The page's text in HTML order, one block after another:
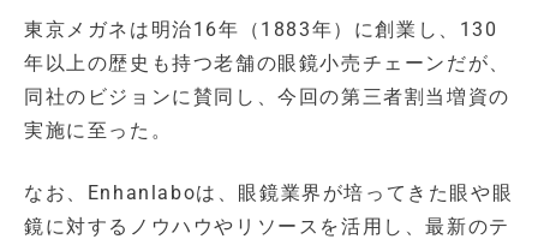
東京メガネは明治16年（1883年）に創業し、130
年以上の歴史も持つ老舗の眼鏡小売チェーンだが、
同社のビジョンに賛同し、今回の第三者割当増資の
実施に至った。
なお、Enhanlaboは、眼鏡業界が培ってきた眼や眼
鏡に対するノウハウやリソースを活用し、最新のテ